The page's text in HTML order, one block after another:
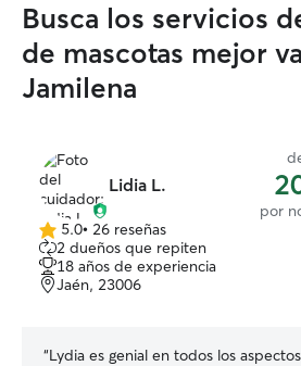
Busca los servicios
de mascotas mejor
Jamilena
Lidia L.
por
5.0
de
5
estrellas
5.0• 26 reseñas
2 dueños que repiten
18 años de experiencia
Jaén, 23006
“Lydia es genial en todos los